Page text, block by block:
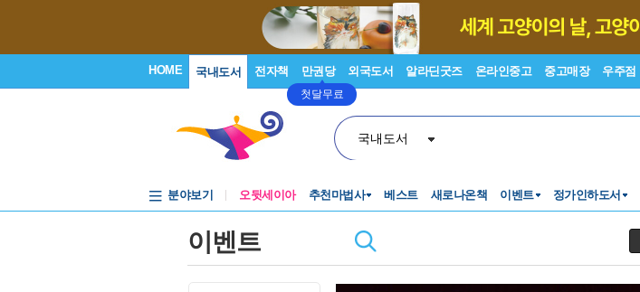
HOME 국내도서 전자책 만권당
첫달무료
외국도서 알라딘굿즈 온라인중고 중고매장 우주점
국내도서
분야보기 오뒷세이아 추천마법사 베스트 새로나온책 이벤트 정가인하도서
이벤트